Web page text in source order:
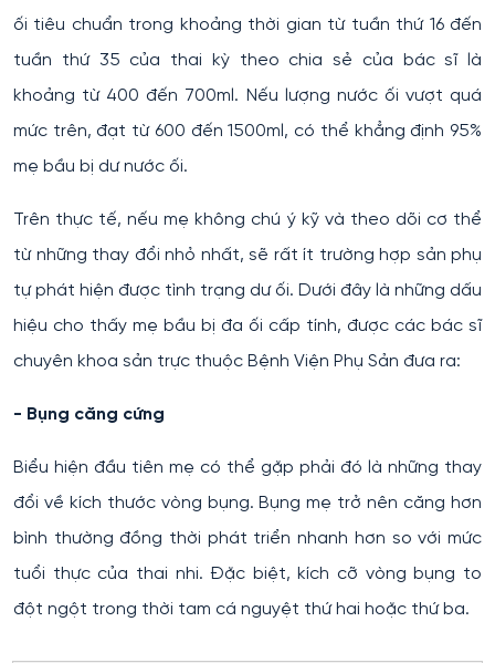
ối tiêu chuẩn trong khoảng thời gian từ tuần thứ 16 đến
tuần thứ 35 của thai kỳ theo chia sẻ của bác sĩ là
khoảng từ 400 đến 700ml. Nếu lượng nước ối vượt quá
mức trên, đạt từ 600 đến 1500ml, có thể khẳng định 95%
mẹ bầu bị dư nước ối.
Trên thực tế, nếu mẹ không chú ý kỹ và theo dõi cơ thể
từ những thay đổi nhỏ nhất, sẽ rất ít trường hợp sản phụ
tự phát hiện được tình trạng dư ối. Dưới đây là những dấu
hiệu cho thấy mẹ bầu bị đa ối cấp tính, được các bác sĩ
chuyên khoa sản trực thuộc Bệnh Viện Phụ Sản đưa ra:
- Bụng căng cứng
Biểu hiện đầu tiên mẹ có thể gặp phải đó là những thay
đổi về kích thước vòng bụng. Bụng mẹ trở nên căng hơn
bình thường đồng thời phát triển nhanh hơn so với mức
tuổi thực của thai nhi. Đặc biệt, kích cỡ vòng bụng to
đột ngột trong thời tam cá nguyệt thứ hai hoặc thứ ba.